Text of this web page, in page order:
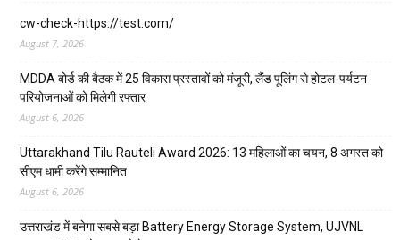
cw-check-https://test.com/
August 7, 2026
MDDA बोर्ड की बैठक में 25 विकास प्रस्तावों को मंजूरी, लैंड पूलिंग से होटल-पर्यटन
परियोजनाओं को मिलेगी रफ्तार
August 6, 2026
Uttarakhand Tilu Rauteli Award 2026: 13 महिलाओं का चयन, 8 अगस्त को
सीएम धामी करेंगे सम्मानित
August 6, 2026
उत्तराखंड में बनेगा सबसे बड़ा Battery Energy Storage System, UJVNL